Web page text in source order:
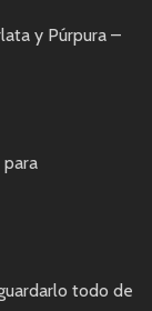
y Púrpura –
todo de